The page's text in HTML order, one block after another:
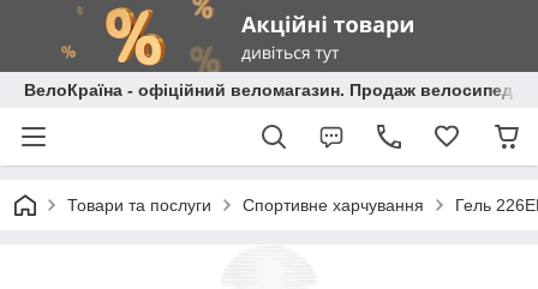
ВелоКраїна - офіційний веломагазин. Продаж велосипедів
Товари та послуги Спортивне харчування Гель